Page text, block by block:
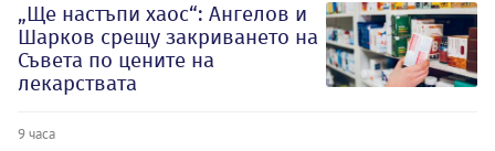
„Ще настъпи хаос“: Ангелов и
Шарков срещу закриването на
Съвета по цените на
лекарствата
9 часа